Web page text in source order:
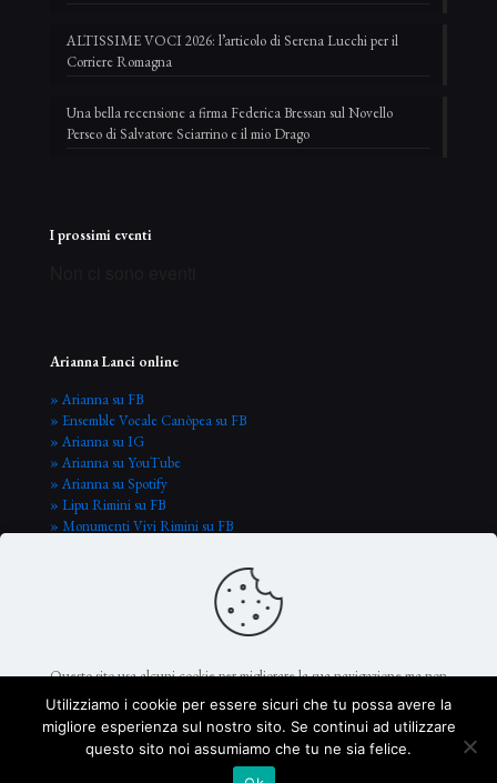
ALTISSIME VOCI 2026: l’articolo di Serena Lucchi per il
Corriere Romagna
Una bella recensione a firma Federica Bressan sul Novello
Perseo di Salvatore Sciarrino e il mio Drago
I prossimi eventi
Arianna Lanci online
» Arianna su FB
» Ensemble Vocale Canòpea su FB
» Arianna su IG
» Arianna su YouTube
» Arianna su Spotify
» Lipu Rimini su FB
» Monumenti Vivi Rimini su FB
© Arianna Lanci 2026
Questo sito usa alcuni cookie per migliorare la sua navigazione ma non
raccoglie nessun dato personale
Va bene, accetto e procedo
Utilizziamo i cookie per essere sicuri che tu possa avere la
migliore esperienza sul nostro sito. Se continui ad utilizzare
questo sito noi assumiamo che tu ne sia felice.